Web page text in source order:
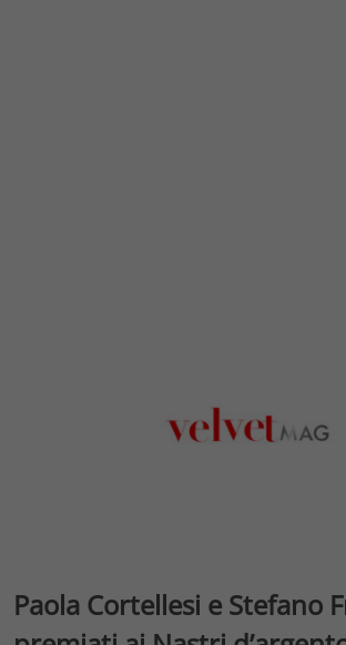
Paola Cortellesi e Stefano